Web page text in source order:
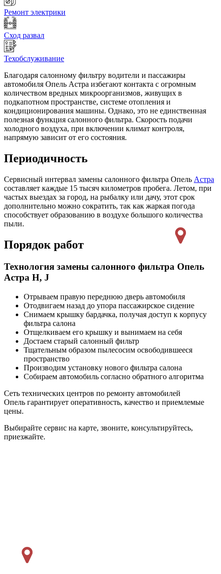
Ремонт электрики
Сход развал
Техобслуживание
Благодаря салонному фильтру водители и пассажиры
автомобиля Опель Астра избегают контакта с огромным
количеством вредных микроорганизмов, живущих в
подкапотном пространстве, системе отопления и
кондиционирования машины. Однако, это не единственная
полезная функция салонного фильтра. Скорость подачи
холодного воздуха, при включении климат контроля,
напрямую зависит от его состояния.
Периодичность
Сервисный интервал замены салонного фильтра Опель Астра
составляет каждые 15 тысяч километров пробега. Летом, при
частых выездах за город, на рыбалку или дачу, этот срок
дополнительно можно сократить, так как жаркая погода
способствует образованию в воздухе большого количества
пыли.
Порядок работ
Технология замены салонного фильтра Опель
Астра H, J
Отрываем правую переднюю дверь автомобиля
Отодвигаем назад до упора пассажирское сидение
Снимаем крышку бардачка, получая доступ к корпусу
фильтра салона
Отщелкиваем его крышку и вынимаем на себя
Достаем старый салонный фильтр
Тщательным образом пылесосим освободившееся
пространство
Производим установку нового фильтра салона
Собираем автомобиль согласно обратного алгоритма
Сеть технических центров по ремонту автомобилей
Опель гарантирует оперативность, качество и приемлемые
цены.
Выбирайте сервис на карте, звоните, консультируйтесь,
приезжайте.